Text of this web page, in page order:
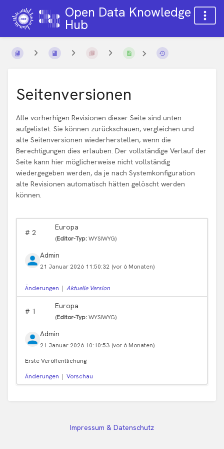
Open Data Knowledge
Hub
Seitenversionen
Alle vorherhigen Revisionen dieser Seite sind unten
aufgelistet. Sie können zurückschauen, vergleichen und
alte Seitenversionen wiederherstellen, wenn die
Berechtigungen dies erlauben. Der vollständige Verlauf der
Seite kann hier möglicherweise nicht vollständig
wiedergegeben werden, da je nach Systemkonfiguration
alte Revisionen automatisch hätten gelöscht werden
können.
# 2
Europa
(Editor-Typ:WYSIWYG)
Admin
21 Januar 2026 11:50:32 (vor 6 Monaten)
Änderungen | Aktuelle Version
# 1
Europa
(Editor-Typ:WYSIWYG)
Admin
21 Januar 2026 10:10:53 (vor 6 Monaten)
Erste Veröffentlichung
Änderungen | Vorschau
Impressum & Datenschutz